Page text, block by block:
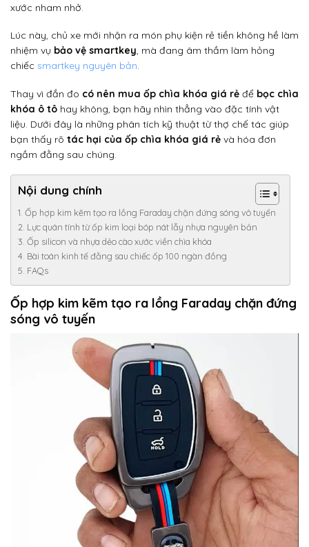
xước nham nhở.
Lúc này, chủ xe mới nhận ra món phụ kiện rẻ tiền không hề làm
nhiệm vụ bảo vệ smartkey, mà đang âm thầm làm hỏng
chiếc smartkey nguyên bản.
Thay vì đắn đo có nên mua ốp chìa khóa giá rẻ để bọc chìa
khóa ô tô hay không, bạn hãy nhìn thẳng vào đặc tính vật
liệu. Dưới đây là những phân tích kỹ thuật từ thợ chế tác giúp
bạn thấy rõ tác hại của ốp chìa khóa giá rẻ và hóa đơn
ngầm đằng sau chúng.
Nội dung chính
Ốp hợp kim kẽm tạo ra lồng Faraday chặn đứng sóng vô tuyến
Lực quán tính từ ốp kim loại bóp nát lẫy nhựa nguyên bản
Ốp silicon và nhựa dẻo cào xước viền chìa khóa
Bài toán kinh tế đằng sau chiếc ốp 100 ngàn đồng
FAQs
Ốp hợp kim kẽm tạo ra lồng Faraday chặn đứng
sóng vô tuyến